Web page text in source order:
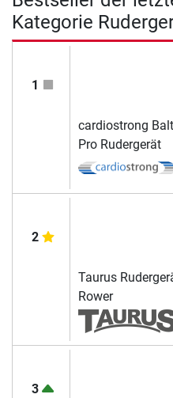
Kategorie
1
cardiostrong
Pro Rudergerät
2
Taurus
Rower
3